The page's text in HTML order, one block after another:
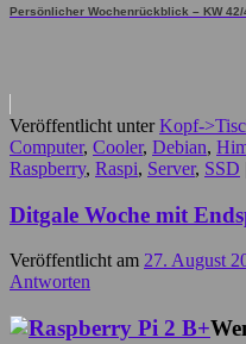
Persönlicher Wochenrückblick – KW 42/
Veröffentlicht unter Kopf-
Computer, Cooler, Debian,
Raspberry, Raspi, Server, SSD
Ditgale Woche mit
Veröffentlicht am 27. August
Antworten